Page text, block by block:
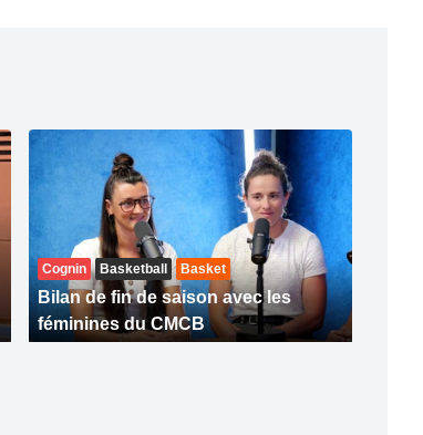
Cognin Basketball Basket
Bilan de fin de saison avec les
féminines du CMCB